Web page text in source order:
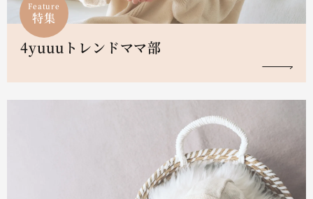
Feature
特集
4yuuuトレンドママ部